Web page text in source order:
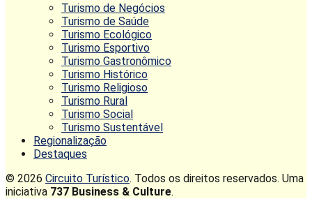
Turismo de Negócios
Turismo de Saúde
Turismo Ecológico
Turismo Esportivo
Turismo Gastronômico
Turismo Histórico
Turismo Religioso
Turismo Rural
Turismo Social
Turismo Sustentável
Regionalização
Destaques
© 2026 Circuito Turístico. Todos os direitos reservados. Uma
iniciativa 737 Business & Culture.